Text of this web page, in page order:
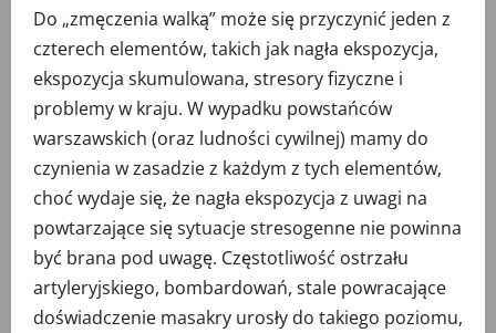
Do „zmęczenia walką” może się przyczynić jeden z
czterech elementów, takich jak nagła ekspozycja,
ekspozycja skumulowana, stresory fizyczne i
problemy w kraju. W wypadku powstańców
warszawskich (oraz ludności cywilnej) mamy do
czynienia w zasadzie z każdym z tych elementów,
choć wydaje się, że nagła ekspozycja z uwagi na
powtarzające się sytuacje stresogenne nie powinna
być brana pod uwagę. Częstotliwość ostrzału
artyleryjskiego, bombardowań, stale powracające
doświadczenie masakry urosły do takiego poziomu,